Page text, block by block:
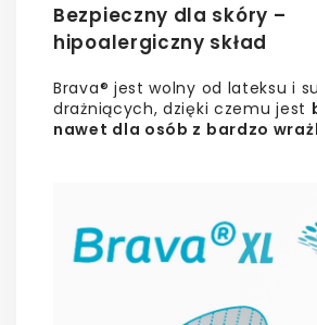
Bezpieczny dla skóry –
hipoalergiczny skład
Brava® jest wolny od lateksu i
drażniących, dzięki czemu jest
nawet dla osób z bardzo